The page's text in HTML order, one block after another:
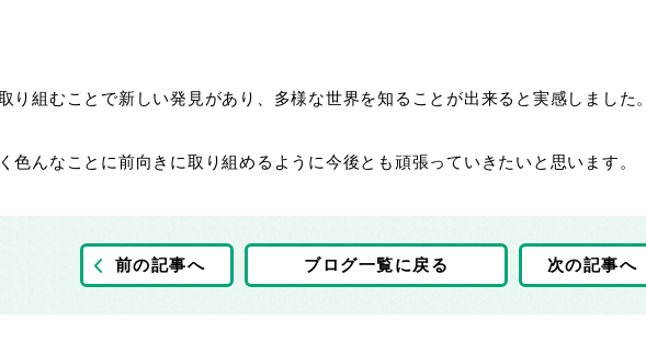
り組むことで新しい発見があり、多様な世界を知ることが出来ると実感しました。
色んなことに前向きに取り組めるように今後とも頑張っていきたいと思います。
前の記事へ ブログ一覧に戻る 次の記事へ